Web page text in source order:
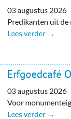
03 augustus
Predikanten uit de
Lees verder →
Erfgoedcafé
03 augustus
Voor
Lees verder →